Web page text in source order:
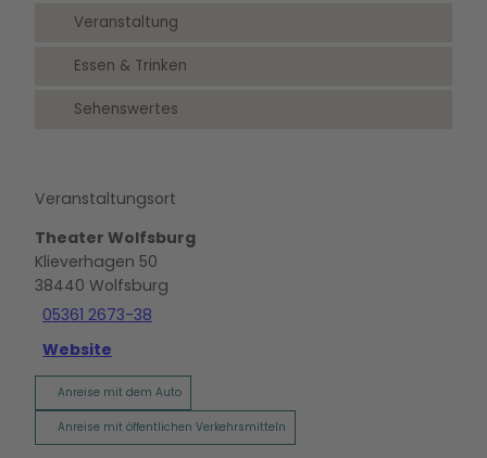
Veranstaltung
Essen & Trinken
Sehenswertes
Veranstaltungsort
Theater Wolfsburg
Klieverhagen 50
38440 Wolfsburg
05361 2673-38
Website
Anreise mit dem Auto
Anreise mit öffentlichen Verkehrsmitteln